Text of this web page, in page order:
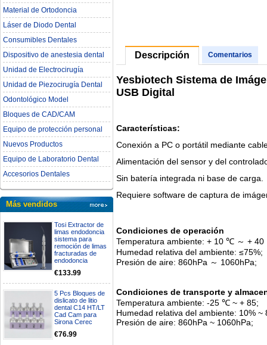
Material de Ortodoncia
Láser de Diodo Dental
Consumibles Dentales
Dispositivo de anestesia dental
Unidad de Electrocirugía
Unidad de Piezocirugía Dental
Odontológico Model
Bloques de CAD/CAM
Equipo de protección personal
Nuevos Productos
Equipo de Laboratorio Dental
Accesorios Dentales
Más vendidos
Tosi Extractor de
limas endodoncia
sistema para
remoción de limas
fracturadas de
endodoncia
€133.99
5 Pcs Bloques de
dislicato de litio
dental C14 HT/LT
Cad Cam para
Sirona Cerec
€76.99
Descripción Comentarios
Yesbiotech Sistema de
USB Digital
Características:
Conexión a PC o portátil mediante
Alimentación del sensor y del
Sin batería integrada ni base de carga.
Requiere software de captura de
Condiciones de operación
Temperatura ambiente: + 10 ℃ ～ + 40
Humedad relativa del ambiente: ≤75%;
Presión de aire: 860hPa ～ 1060hPa;
Condiciones de transporte y
Temperatura ambiente: -25 ℃ ~ + 85;
Humedad relativa del ambiente: 10% ~
Presión de aire: 860hPa ~ 1060hPa;